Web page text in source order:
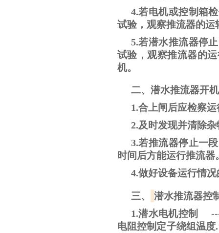
4.若电机或控制箱
试验，观察推流器的
5.若潜水推流器停
试验，观察推流器的
机。
二、潜水推流器开
1.合上闸后应检察
2.及时发现并清除
3.若推流器停止一
时间后方能运行推流器
4.做好设备运行情
三、
潜水推流器
1.潜水电机控制
电阻控制定子绕组温